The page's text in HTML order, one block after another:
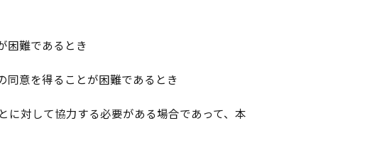
困難であるとき
同意を得ることが困難であるとき
対して協力する必要がある場合であって、本